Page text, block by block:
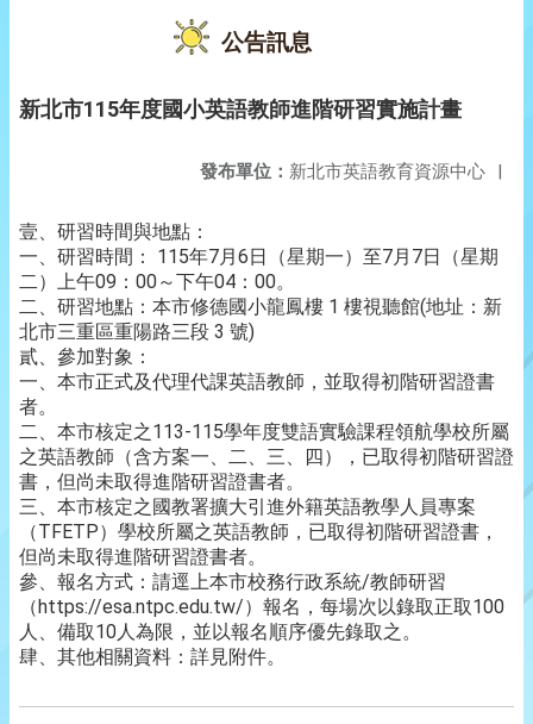
公告訊息
新北市115年度國小英語教師進階研習實施計畫
發布單位： 新北市英語教育資源中心 |
壹、研習時間與地點：
一、研習時間： 115年7月6日（星期一）至7月7日（星期
二）上午09：00～下午04：00。
二、研習地點：本市修德國小龍鳳樓 1 樓視聽館(地址：新
北市三重區重陽路三段 3 號)
貳、參加對象：
一、本市正式及代理代課英語教師，並取得初階研習證書
者。
二、本市核定之113-115學年度雙語實驗課程領航學校所屬
之英語教師（含方案一、二、三、四），已取得初階研習證
書，但尚未取得進階研習證書者。
三、本市核定之國教署擴大引進外籍英語教學人員專案
（TFETP）學校所屬之英語教師，已取得初階研習證書，
但尚未取得進階研習證書者。
參、報名方式：請逕上本市校務行政系統/教師研習
（https://esa.ntpc.edu.tw/）報名，每場次以錄取正取100
人、備取10人為限，並以報名順序優先錄取之。
肆、其他相關資料：詳見附件。